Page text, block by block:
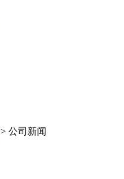
> 公司新闻